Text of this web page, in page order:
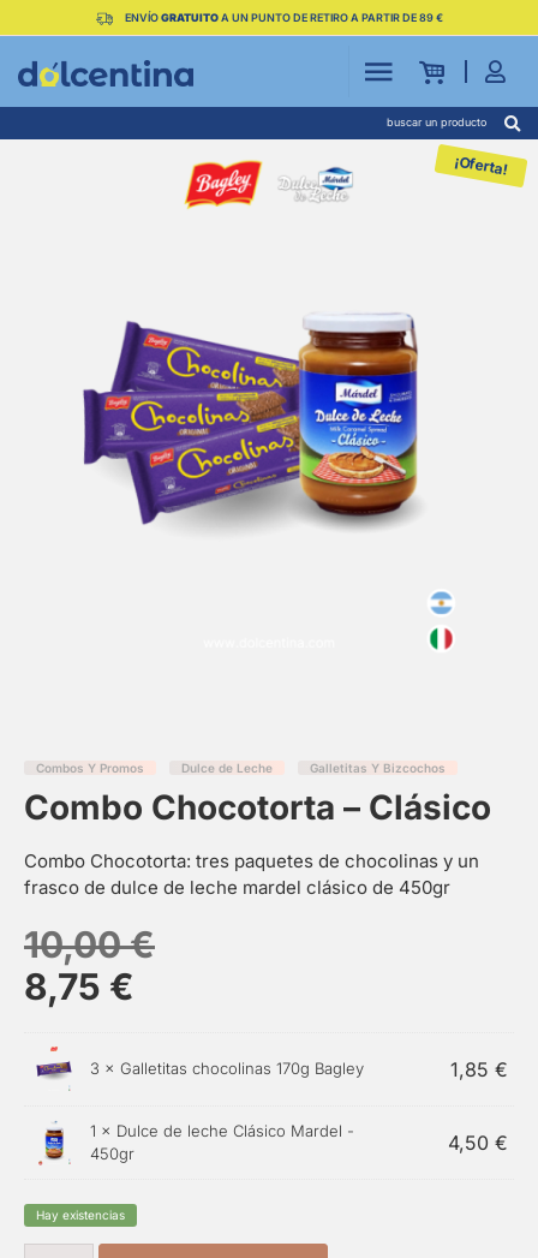
ENVÍOGRATUITOA UN PUNTO DE RETIRO A PARTIR DE 89 €
buscar un producto
¡Oferta!
Combos Y Promos Dulce de Leche Galletitas Y Bizcochos
Combo Chocotorta – Clásico
Combo Chocotorta: tres paquetes de chocolinas y un
frasco de dulce de leche mardel clásico de 450gr
10,00€
8,75 €
3 × Galletitas chocolinas 170g Bagley 1,85 €
1 × Dulce de leche Clásico Mardel -
450gr
4,50 €
Hay existencias